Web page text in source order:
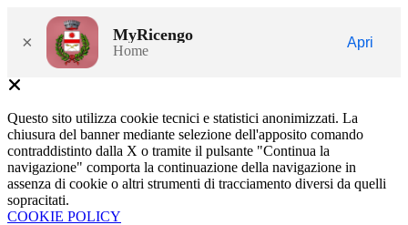
× MyRicengo
Home
Apri
Questo sito utilizza cookie tecnici e statistici anonimizzati. La
chiusura del banner mediante selezione dell'apposito comando
contraddistinto dalla X o tramite il pulsante "Continua la
navigazione" comporta la continuazione della navigazione in
assenza di cookie o altri strumenti di tracciamento diversi da quelli
sopracitati.
COOKIE POLICY